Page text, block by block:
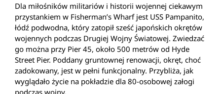
Dla miłośników militariów i historii wojennej ciekawym
przystankiem w Fisherman’s Wharf jest USS Pampanito,
łódź podwodna, który zatopił sześć japońskich okrętów
wojennych podczas Drugiej Wojny Światowej. Zwiedzać
go można przy Pier 45, około 500 metrów od Hyde
Street Pier. Poddany gruntownej renowacji, okręt, choć
zadokowany, jest w pełni funkcjonalny. Przybliża, jak
wyglądało życie na pokładzie dla 80-osobowej załogi
podczas wojny.